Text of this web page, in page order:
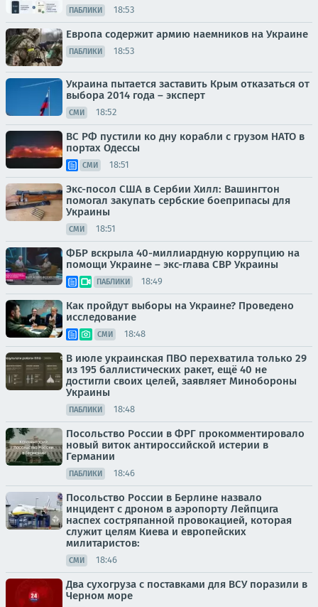
ПАБЛИКИ 18:53
Европа содержит армию наемников на Украине
ПАБЛИКИ 18:53
Украина пытается заставить Крым отказаться от
выбора 2014 года – эксперт
СМИ 18:52
ВС РФ пустили ко дну корабли с грузом НАТО в
портах Одессы
СМИ 18:51
Экс-посол США в Сербии Хилл: Вашингтон
помогал закупать сербские боеприпасы для
Украины
СМИ 18:51
ФБР вскрыла 40-миллиардную коррупцию на
помощи Украине – экс-глава СВР Украины
ПАБЛИКИ 18:49
Как пройдут выборы на Украине? Проведено
исследование
СМИ 18:48
В июле украинская ПВО перехватила только 29
из 195 баллистических ракет, ещё 40 не
достигли своих целей, заявляет Минобороны
Украины
ПАБЛИКИ 18:48
Посольство России в ФРГ прокомментировало
новый виток антироссийской истерии в
Германии
ПАБЛИКИ 18:46
Посольство России в Берлине назвало
инцидент с дроном в аэропорту Лейпцига
наспех состряпанной провокацией, которая
служит целям Киева и европейских
милитаристов:
СМИ 18:46
Два сухогруза с поставками для ВСУ поразили в
Черном море